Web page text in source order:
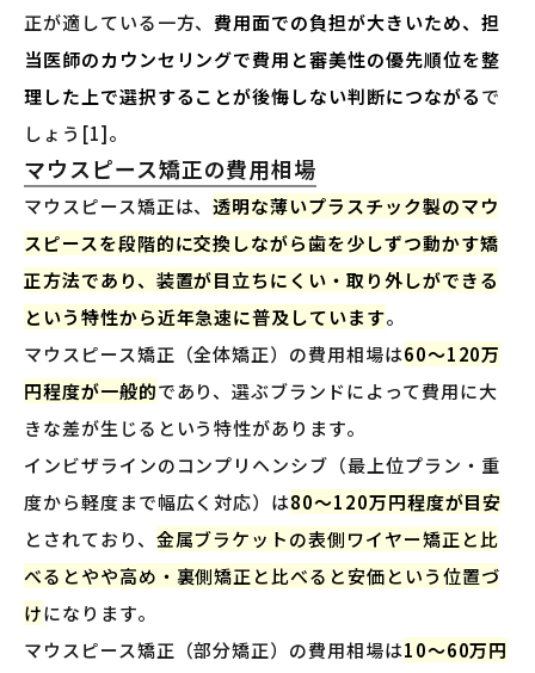
正が適している一方、費用面での負担が大きいため、担
当医師のカウンセリングで費用と審美性の優先順位を整
理した上で選択することが後悔しない判断につながるで
しょう[1]。
マウスピース矯正の費用相場
マウスピース矯正は、透明な薄いプラスチック製のマウ
スピースを段階的に交換しながら歯を少しずつ動かす矯
正方法であり、装置が目立ちにくい・取り外しができる
という特性から近年急速に普及しています。
マウスピース矯正（全体矯正）の費用相場は60〜120万
円程度が一般的であり、選ぶブランドによって費用に大
きな差が生じるという特性があります。
インビザラインのコンプリヘンシブ（最上位プラン・重
度から軽度まで幅広く対応）は80〜120万円程度が目安
とされており、 金属ブラケットの表側ワイヤー矯正と比
べるとやや高め・裏側矯正と比べると安価という位置づ
けになります。
マウスピース矯正（部分矯正）の費用相場は10〜60万円